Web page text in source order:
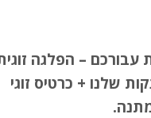
עבורכם – הפלגה
שלנו + כרטיס זוגי